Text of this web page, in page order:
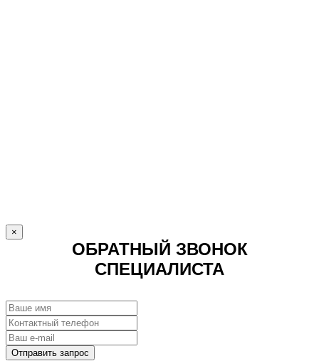
×
ОБРАТНЫЙ ЗВОНОК
СПЕЦИАЛИСТА
Отправить запрос